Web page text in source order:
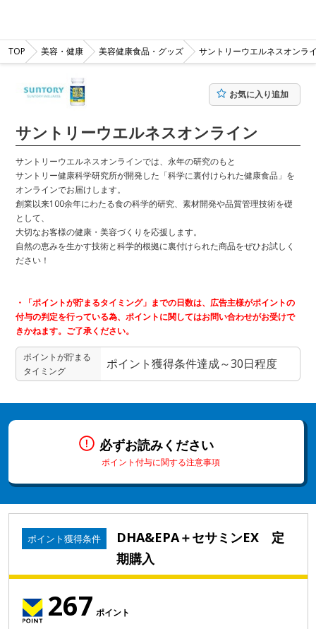
TOP 美容・健康 美容健康食品・グッズ サントリーウエルネスオンラ
お気に入り追加
サントリーウエルネスオンライン
サントリーウエルネスオンラインでは、永年の研究のもと
サントリー健康科学研究所が開発した「科学に裏付けられた健康食品」を
オンラインでお届けします。
創業以来100余年にわたる食の科学的研究、素材開発や品質管理技術を礎
として、
大切なお客様の健康・美容づくりを応援します。
自然の恵みを生かす技術と科学的根拠に裏付けられた商品をぜひお試しく
ださい！
・「ポイントが貯まるタイミング」までの日数は、広告主様がポイントの
付与の判定を行っている為、ポイントに関してはお問い合わせがお受けで
きかねます。ご了承ください。
ポイントが貯まる
タイミング
ポイント獲得条件達成～30日程度
必ずお読みください
ポイント付与に関する注意事項
ポイント獲得条件
DHA&EPA＋セサミンEX 定
期購入
267 ポイント